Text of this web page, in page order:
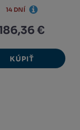
€
KÚPIŤ
14 DNÍ